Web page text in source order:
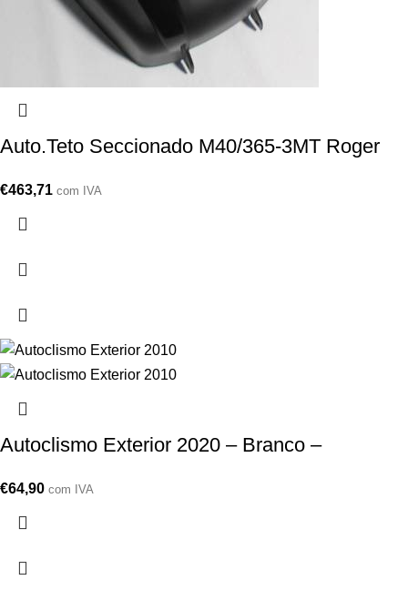
Auto.Teto Seccionado M40/365-3MT Roger
€463,71 com IVA
Autoclismo Exterior 2020 – Branco –
€64,90 com IVA